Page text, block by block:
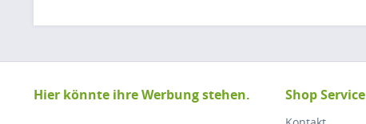
Hier könnte ihre Werbung stehen. Shop Service